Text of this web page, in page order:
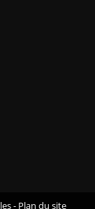
- Plan du site